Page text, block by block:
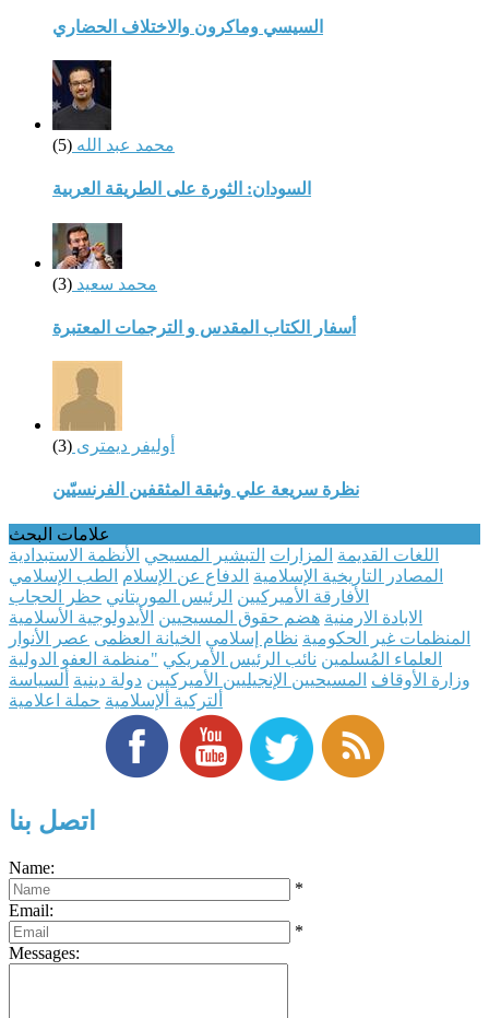
السيسي وماكرون والاختلاف الحضاري
محمد عبد الله (5)
السودان: الثورة على الطريقة العربية
محمد سعيد (3)
أسفار الكتاب المقدس و الترجمات المعتبرة
أوليفر ديمترى (3)
نظرة سريعة علي وثيقة المثقفين الفرنسيّين
علامات البحث
اللغات القديمة المزارات التبشير المسيحي الأنظمة الاستبدادية
المصادر التاريخية الإسلامية الدفاع عن الإسلام الطب الإسلامي
الأفارقة الأميركيين الرئيس الموريتاني حظر الحجاب
الابادة الارمنية هضم حقوق المسيحيين الأيدولوجية الأسلامية
المنظمات غير الحكومية نظام إسلامي الخيانة العظمى عصر الأنوار
العلماء المُسلمين نائب الرئيس الأمريكي "منظمة العفو الدولية
وزارة اﻷوقاف المسيحيين الإنجيليين الأميركيين دولة دينية ألسياسة
ألتركية ألإسلامية حملة اعلامية
اتصل بنا
Name:
*
Email:
*
Messages: